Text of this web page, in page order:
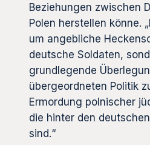
Beziehungen zwischen
Polen herstellen könne.
um angebliche
deutsche Soldaten,
grundlegende
übergeordneten Politik
Ermordung polnischer
die hinter den
sind.“